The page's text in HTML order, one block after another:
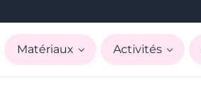
Matériaux Activités